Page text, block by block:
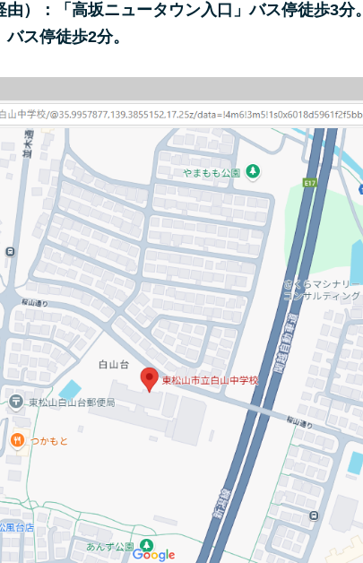
）：「高坂ニュータウン入口」バス停徒歩3分。
ス停徒歩2分。